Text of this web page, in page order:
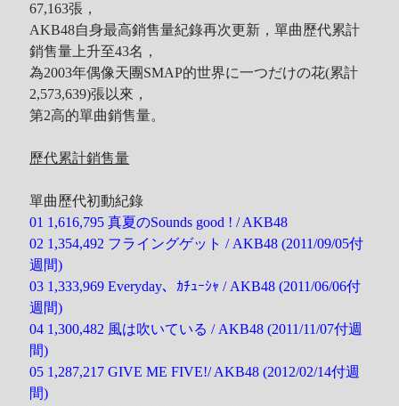
67,163張，
AKB48自身最高銷售量紀錄再次更新，單曲歷代累計
銷售量上升至43名，
為2003年偶像天團SMAP的世界に一つだけの花(累計
2,573,639)張以來，
第2高的單曲銷售量。
歷代累計銷售量
單曲歷代初動紀錄
01 1,616,795 真夏のSounds good ! / AKB48
02 1,354,492 フライングゲット / AKB48 (2011/09/05付
週間)
03 1,333,969 Everyday、ｶﾁｭｰｼｬ / AKB48 (2011/06/06付
週間)
04 1,300,482 風は吹いている / AKB48 (2011/11/07付週
間)
05 1,287,217 GIVE ME FIVE!/ AKB48 (2012/02/14付週
間)